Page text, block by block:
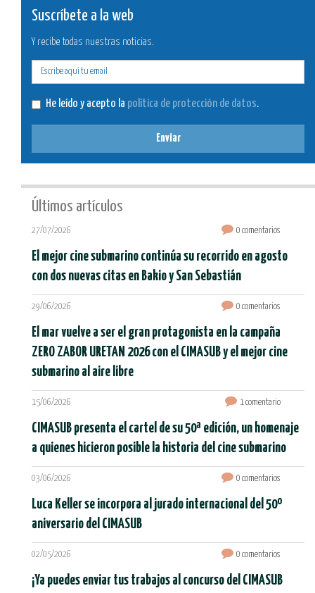
Suscríbete a la web
Y recibe todas nuestras noticias.
He leído y acepto la política de protección de datos.
Enviar
Últimos artículos
27/07/2026 0 comentarios
El mejor cine submarino continúa su recorrido en agosto
con dos nuevas citas en Bakio y San Sebastián
29/06/2026 0 comentarios
El mar vuelve a ser el gran protagonista en la campaña
ZERO ZABOR URETAN 2026 con el CIMASUB y el mejor cine
submarino al aire libre
15/06/2026 1 comentario
CIMASUB presenta el cartel de su 50ª edición, un homenaje
a quienes hicieron posible la historia del cine submarino
03/06/2026 0 comentarios
Luca Keller se incorpora al jurado internacional del 50º
aniversario del CIMASUB
02/05/2026 0 comentarios
¡Ya puedes enviar tus trabajos al concurso del CIMASUB